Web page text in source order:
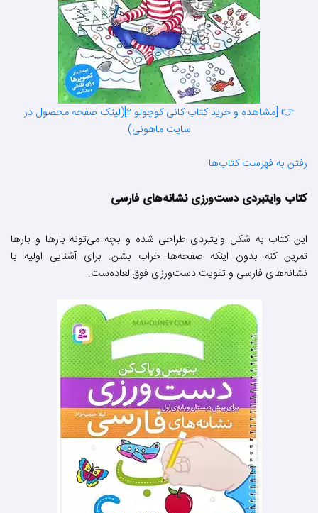
👉 [مشاهده و خرید کتاب کانی کوچولو ۲](لینک صفحه محصول در
سایت ماهونی)
رفتن به فهرست کتاب‌ها
کتاب وایتبردی دست‌ورزی نشانه‌های فارسی
این کتاب به شکل وایتبردی طراحی شده و بچه می‌تونه بارها و بارها
تمرین کنه بدون اینکه صفحه‌ها خراب بشن. برای آشنایی اولیه با
نشانه‌های فارسی و تقویت دست‌ورزی فوق‌العاده‌ست.